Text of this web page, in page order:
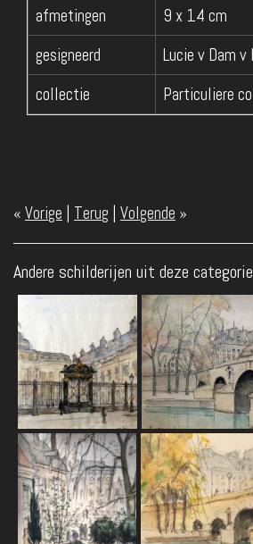
afmetingen
9 x 14 cm
gesigneerd
Lucie v Dam
collectie
Particuliere
« Vorige Terug Volgende »
Andere schilderijen uit deze categorie